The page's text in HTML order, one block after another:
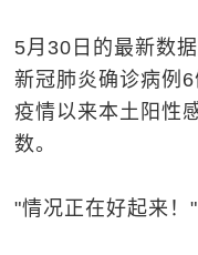
5月30日的最新数
新冠肺炎确诊病例
疫情以来本土阳性
数。
"情况正在好起来！"